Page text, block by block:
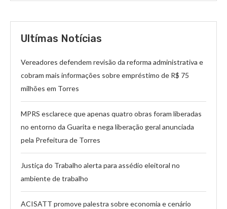
Ultímas Notícias
Vereadores defendem revisão da reforma administrativa e
cobram mais informações sobre empréstimo de R$ 75
milhões em Torres
MPRS esclarece que apenas quatro obras foram liberadas
no entorno da Guarita e nega liberação geral anunciada
pela Prefeitura de Torres
Justiça do Trabalho alerta para assédio eleitoral no
ambiente de trabalho
ACISATT promove palestra sobre economia e cenário